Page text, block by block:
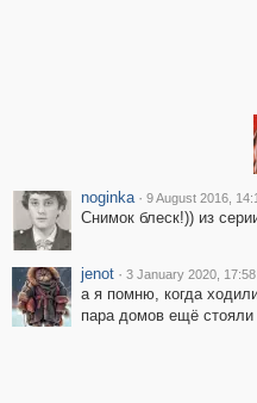
noginka · 9 August 2016,
Снимок блеск!)) из
jenot · 3 January 2020, 17:58
а я помню, когда
пара домов ещё